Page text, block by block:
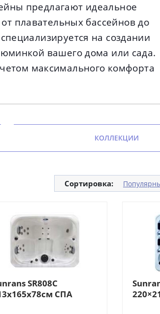
предлагают идеальное
плавательных бассейнов до
на создании
вашего дома или сада.
максимального комфорта
КОЛЛЕКЦИИ
Сортировка:
SR808C
СПА